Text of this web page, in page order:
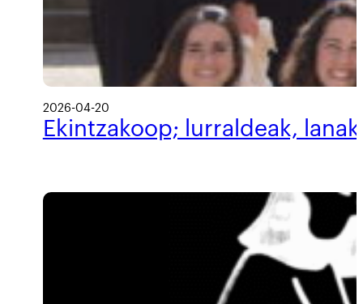
2026-04-20
Ekintzakoop; lurraldeak,